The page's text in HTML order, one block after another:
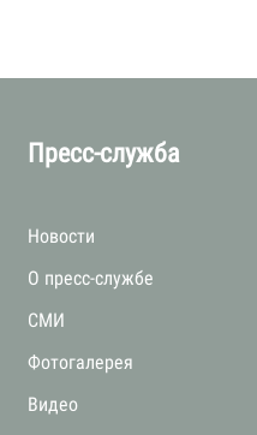
Пресс-служба
Новости
О пресс-службе
СМИ
Фотогалерея
Видео